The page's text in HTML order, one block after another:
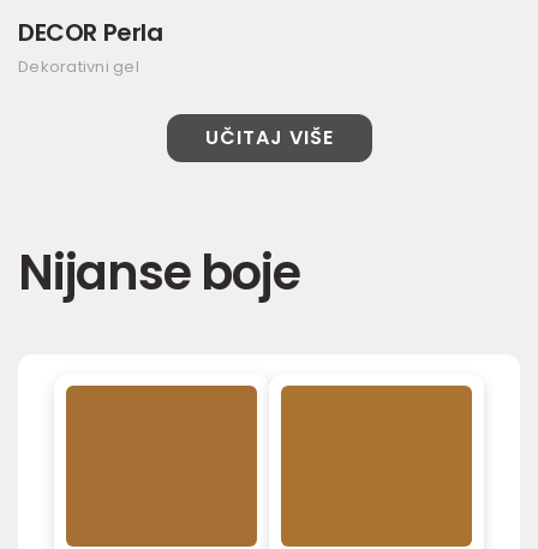
DECOR Perla
Dekorativni gel
UČITAJ VIŠE
Nijanse boje